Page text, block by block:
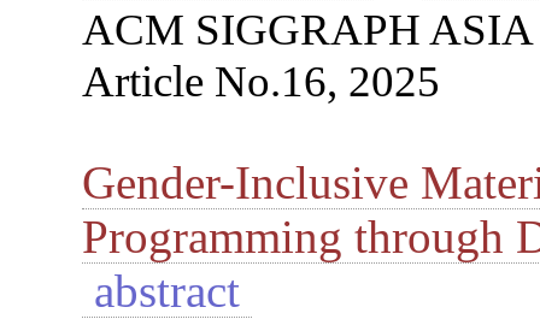
ACM SIGGRAPH ASIA
Article No.16, 2025
Gender-Inclusive
Programming through
abstract